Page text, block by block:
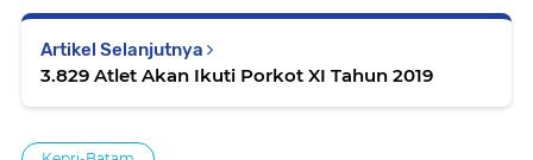
Artikel Selanjutnya
3.829 Atlet Akan Ikuti Porkot XI Tahun 2019